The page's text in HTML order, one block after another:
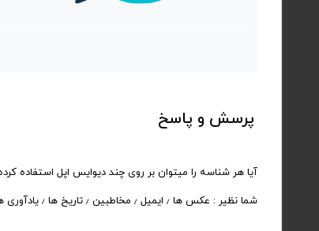
پرسش و پاسخ
شما نظیر : عکس ها ٫ ایمیل ٫ مخاطبین ٫ تاریخ ها ٫ یادآوری ها ٫ نوت ها و غیره در صورت روشن بودن گزینه مورد نظر ٫ با سایر دیوایس های اپلی که شناسه را در قسمت آی کلاد وارد کرده باشید ٫ مشترک میشود.